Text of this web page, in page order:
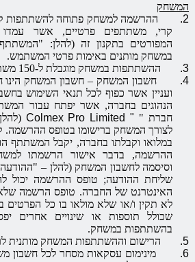
המשחק
2.
ההרשמה למשחק פתוחה להשתתפות
קרי, משתתפים פרטיים, אשר
המפורטים בתקנון זה (להלן: "המשתתף
במשחק מותנים באימות פרטי המשתמש.
3.
ההשתתפות במשחק מוגבלת ל-150 משתתפים.
4.
חשבון המשחק – חשבון המשחק הינו
ועניין אשר כפוף לכל תנאי השימוש
הנהוגים בחברה, אשר יפתח עבור
חברת " "
ColmexPro Limited
לצורך המשחק ברישומו בטופס ההרשמה.
במלואו וקבלתו בחברה, יקבל המשתתף
ההרשמה, בדבר אישור הרשמתו
וסיסמה לחשבון המשחק (להלן – "ההודעה
שליחת ההודעה; טופס ההרשמה יכול
האינטרנט של החברה. טופס הרשמה
לא תקין ו/או שלא מולאו בו כל הפרטים
שכולל תוספות או שינויים אחרים
בהשתתפות במשחק.
5.
הרישום וההשתתפות המשחק מותנית
6.
מינימום עסקאות מסחר